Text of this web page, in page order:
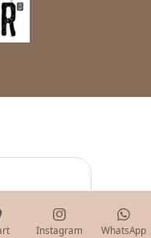
Instagram WhatsApp